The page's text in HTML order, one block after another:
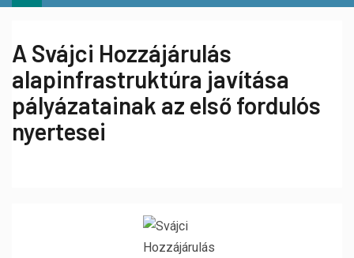
A Svájci Hozzájárulás
alapinfrastruktúra javítása
pályázatainak az első fordulós
nyertesei